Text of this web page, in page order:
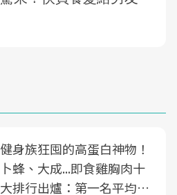
健身族狂囤的高蛋白神物！
卜蜂、大成...即食雞胸肉十
大排行出爐：第一名平均一